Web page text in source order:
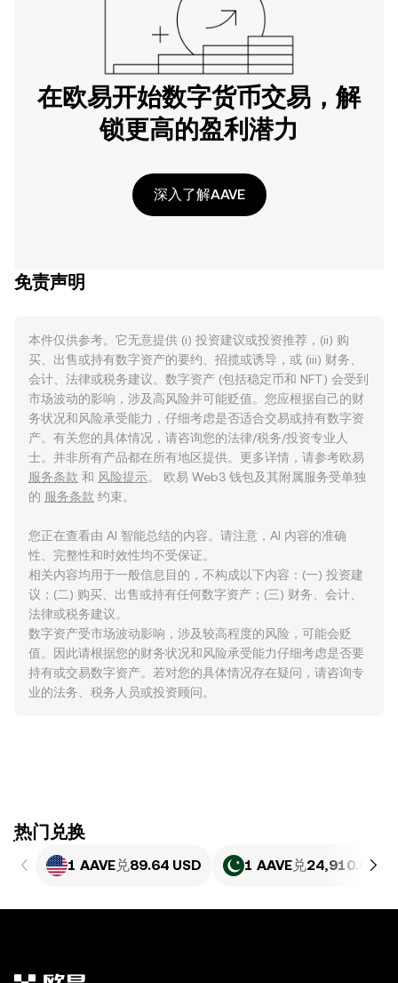
在欧易开始数字货币交易，解
锁更高的盈利潜力
深入了解AAVE
免责声明
本件仅供参考。它无意提供 (i) 投资建议或投资推荐，(ii) 购
买、出售或持有数字资产的要约、招揽或诱导，或 (iii) 财务、
会计、法律或税务建议。数字资产 (包括稳定币和 NFT) 会受到
市场波动的影响，涉及高风险并可能贬值。您应根据自己的财
务状况和风险承受能力，仔细考虑是否适合交易或持有数字资
产。有关您的具体情况，请咨询您的法律/税务/投资专业人
士。并非所有产品都在所有地区提供。更多详情，请参考欧易
服务条款 和 风险提示。 欧易 Web3 钱包及其附属服务受单独
的 服务条款 约束。
您正在查看由 AI 智能总结的内容。请注意，AI 内容的准确
性、完整性和时效性均不受保证。
相关内容均用于一般信息目的，不构成以下内容：(一) 投资建
议；(二) 购买、出售或持有任何数字资产；(三) 财务、会计、
法律或税务建议。
数字资产受市场波动影响，涉及较高程度的风险，可能会贬
值。因此请根据您的财务状况和风险承受能力仔细考虑是否要
持有或交易数字资产。若对您的具体情况存在疑问，请咨询专
业的法务、税务人员或投资顾问。
ִִִִִִִִִִִִִִִִִִִִִִִִִִִִִִִִִִִִִִִִִִִִִִִִ热门兑换
1 AAVE兑89.64 USD 1 AAVE兑24,910.03